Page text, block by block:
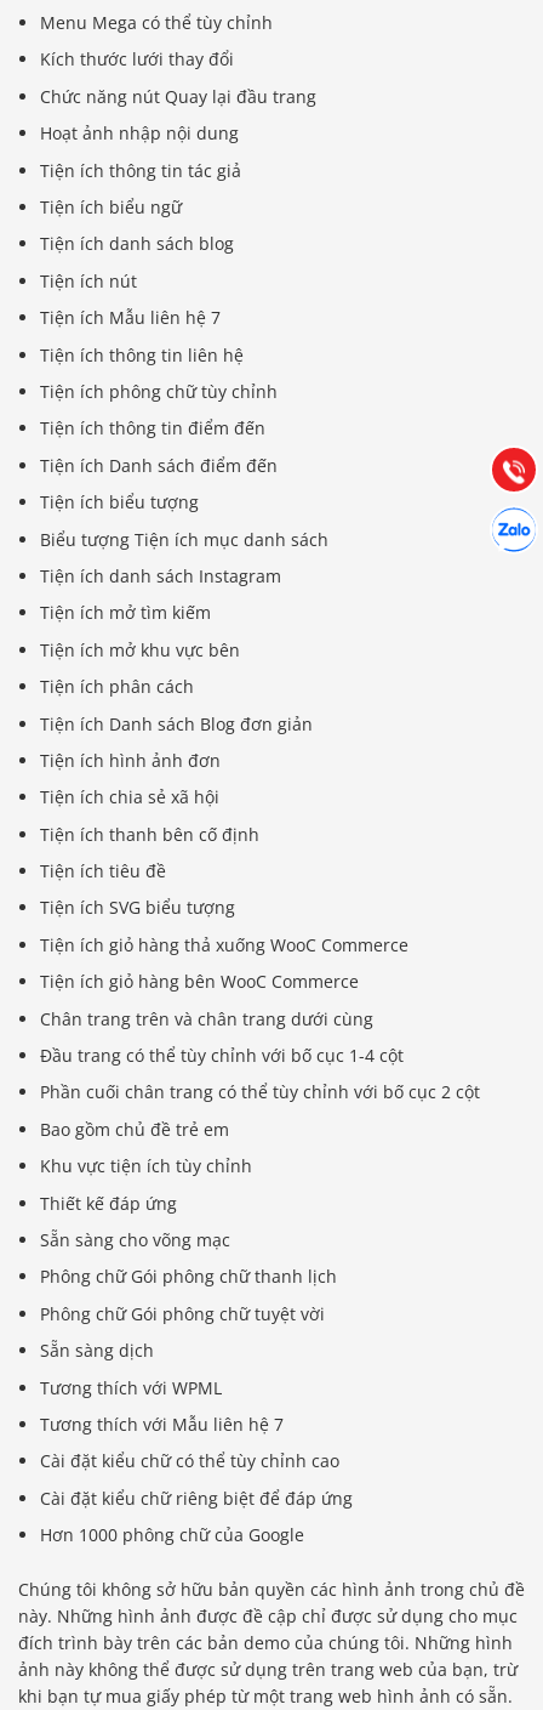
Menu Mega có thể tùy chỉnh
Kích thước lưới thay đổi
Chức năng nút Quay lại đầu trang
Hoạt ảnh nhập nội dung
Tiện ích thông tin tác giả
Tiện ích biểu ngữ
Tiện ích danh sách blog
Tiện ích nút
Tiện ích Mẫu liên hệ 7
Tiện ích thông tin liên hệ
Tiện ích phông chữ tùy chỉnh
Tiện ích thông tin điểm đến
Tiện ích Danh sách điểm đến
Tiện ích biểu tượng
Biểu tượng Tiện ích mục danh sách
Tiện ích danh sách Instagram
Tiện ích mở tìm kiếm
Tiện ích mở khu vực bên
Tiện ích phân cách
Tiện ích Danh sách Blog đơn giản
Tiện ích hình ảnh đơn
Tiện ích chia sẻ xã hội
Tiện ích thanh bên cố định
Tiện ích tiêu đề
Tiện ích SVG biểu tượng
Tiện ích giỏ hàng thả xuống WooC Commerce
Tiện ích giỏ hàng bên WooC Commerce
Chân trang trên và chân trang dưới cùng
Đầu trang có thể tùy chỉnh với bố cục 1-4 cột
Phần cuối chân trang có thể tùy chỉnh với bố cục 2 cột
Bao gồm chủ đề trẻ em
Khu vực tiện ích tùy chỉnh
Thiết kế đáp ứng
Sẵn sàng cho võng mạc
Phông chữ Gói phông chữ thanh lịch
Phông chữ Gói phông chữ tuyệt vời
Sẵn sàng dịch
Tương thích với WPML
Tương thích với Mẫu liên hệ 7
Cài đặt kiểu chữ có thể tùy chỉnh cao
Cài đặt kiểu chữ riêng biệt để đáp ứng
Hơn 1000 phông chữ của Google
Chúng tôi không sở hữu bản quyền các hình ảnh trong chủ đề
này. Những hình ảnh được đề cập chỉ được sử dụng cho mục
đích trình bày trên các bản demo của chúng tôi. Những hình
ảnh này không thể được sử dụng trên trang web của bạn, trừ
khi bạn tự mua giấy phép từ một trang web hình ảnh có sẵn.
Gọi
(028) 22.166.144
Chát